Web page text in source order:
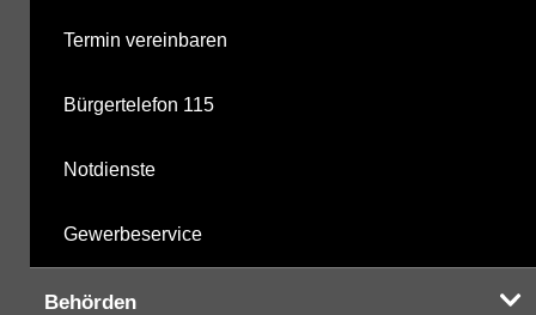
Termin vereinbaren
Bürgertelefon 115
Notdienste
Gewerbeservice
Behörden